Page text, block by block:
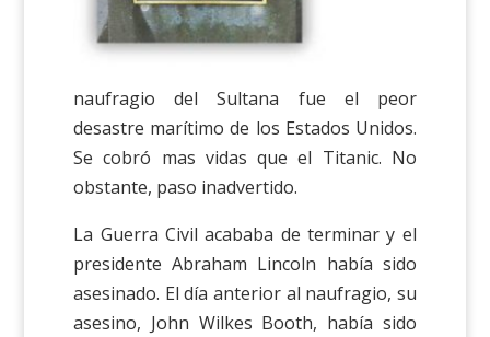
naufragio del Sultana fue el peor
desastre marítimo de los Estados Unidos.
Se cobró mas vidas que el Titanic. No
obstante, paso inadvertido.
La Guerra Civil acababa de terminar y el
presidente Abraham Lincoln había sido
asesinado. El día anterior al naufragio, su
asesino, John Wilkes Booth, había sido